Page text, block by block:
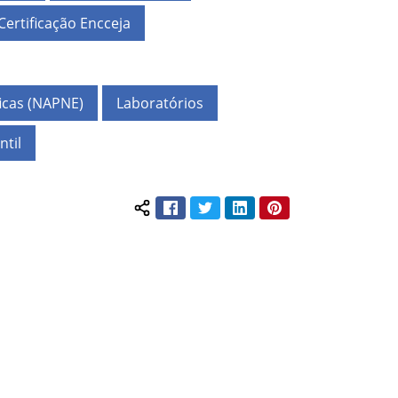
Encceja
(NAPNE) Laboratórios
Compartilhar conteúdo:
FacebookTwitterLinkedInPinterest